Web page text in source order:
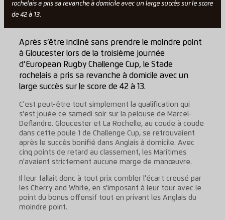
rochelais a pris sa revanche à domicile avec un large succès sur le score
de 42 à 13.
Après s’être incliné sans prendre le moindre point
à Gloucester lors de la troisième journée
d’European Rugby Challenge Cup, le Stade
rochelais a pris sa revanche à domicile avec un
large succès sur le score de 42 à 13.
C'est peut-être tout simplement la qualification qui
s'est jouée ce samedi soir sur la pelouse de Marcel-
Deflandre. Gloucester et La Rochelle, au coude à coude
dans cette poule 1 de Challenge Cup, se retrouvaient
après le succès bonifié dans Anglais à domicile. Avec
cinq points de retard au classement, les Maritimes
n'avaient strictement aucune marge de manœuvre.
Il leur fallait donc à tout prix combler l'écart creusé par
les Cherry and White, en s'imposant à leur tour avec le
point du bonus offensif tout en privant les Anglais du
moindre point.